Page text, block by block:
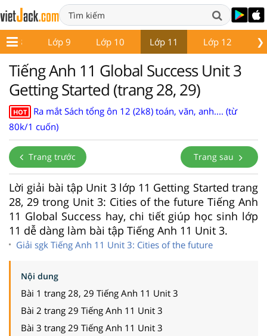
❯
Lớp 8 Lớp 9 Lớp 10 Lớp 11 Lớp 12
Tiếng Anh 11 Global Success Unit 3
Getting Started (trang 28, 29)
HOT
Ra mắt Sách tổng ôn 12 (2k8) toán, văn, anh.... (từ
80k/1 cuốn)
Trang trước Trang sau
Lời giải bài tập Unit 3 lớp 11 Getting Started trang
28, 29 trong Unit 3: Cities of the future Tiếng Anh
11 Global Success hay, chi tiết giúp học sinh lớp
11 dễ dàng làm bài tập Tiếng Anh 11 Unit 3.
Giải sgk Tiếng Anh 11 Unit 3: Cities of the future
Nội dung
Bài 1 trang 28, 29 Tiếng Anh 11 Unit 3
Bài 2 trang 29 Tiếng Anh 11 Unit 3
Bài 3 trang 29 Tiếng Anh 11 Unit 3